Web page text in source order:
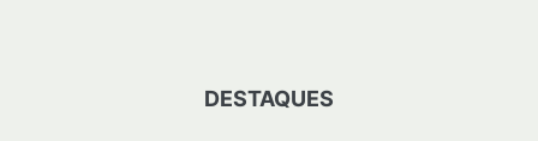
DESTAQUES